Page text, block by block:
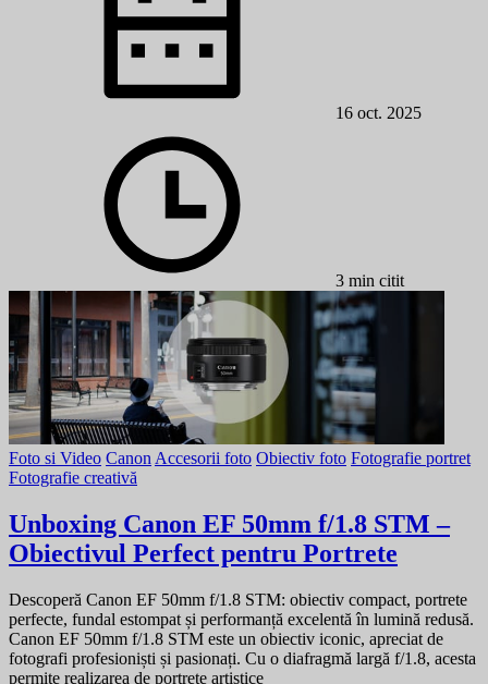
16 oct. 2025
3 min citit
Foto si Video CanonAccesorii foto Obiectiv foto Fotografie portret
Fotografie creativă
Unboxing Canon EF 50mm f/1.8 STM –
Obiectivul Perfect pentru Portrete
Descoperă Canon EF 50mm f/1.8 STM: obiectiv compact, portrete
perfecte, fundal estompat și performanță excelentă în lumină redusă.
Canon EF 50mm f/1.8 STM este un obiectiv iconic, apreciat de
fotografi profesioniști și pasionați. Cu o diafragmă largă f/1.8, acesta
permite realizarea de portrete artistice